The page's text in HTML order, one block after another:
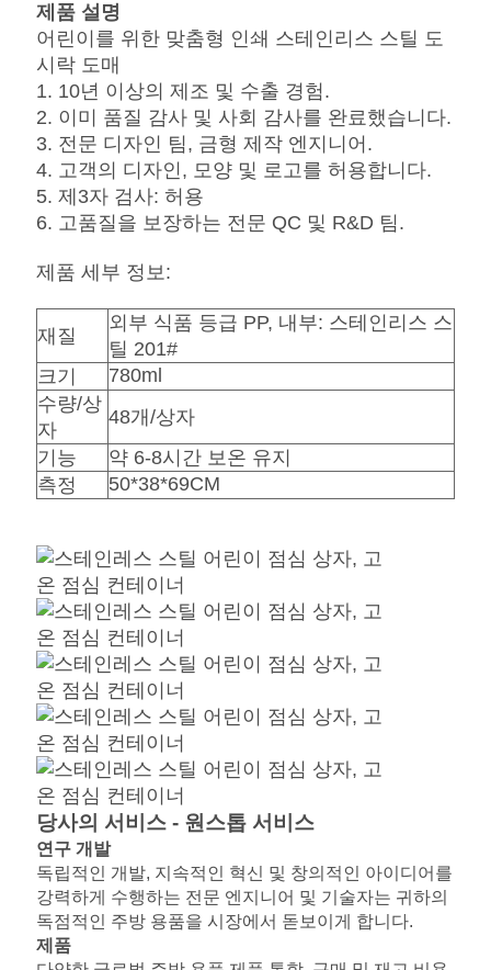
제품 설명
어린이를 위한 맞춤형 인쇄 스테인리스 스틸 도
시락 도매
1. 10년 이상의 제조 및 수출 경험.
2. 이미 품질 감사 및 사회 감사를 완료했습니다.
3. 전문 디자인 팀, 금형 제작 엔지니어.
4. 고객의 디자인, 모양 및 로고를 허용합니다.
5. 제3자 검사: 허용
6. 고품질을 보장하는 전문 QC 및 R&D 팀.
제품 세부 정보:
재질
외부 식품 등급 PP, 내부: 스테인리스 스
틸 201#
크기
780ml
수량/상
자
48개/상자
기능
약 6-8시간 보온 유지
측정
50*38*69CM
당사의 서비스 - 원스톱 서비스
연구 개발
독립적인 개발, 지속적인 혁신 및 창의적인 아이디어를
강력하게 수행하는 전문 엔지니어 및 기술자는 귀하의
독점적인 주방 용품을 시장에서 돋보이게 합니다.
제품